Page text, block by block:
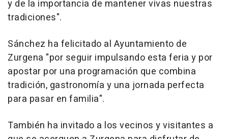
y de la importancia de mantener vivas nuestras
tradiciones".
Sánchez ha felicitado al Ayuntamiento de
Zurgena "por seguir impulsando esta feria y por
apostar por una programación que combina
tradición, gastronomía y una jornada perfecta
para pasar en familia".
También ha invitado a los vecinos y visitantes a